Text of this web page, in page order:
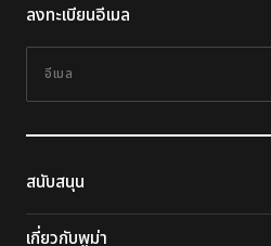
ลงทะเบียนอีเมล
สนับสนุน
เกี่ยวกับพูม่า